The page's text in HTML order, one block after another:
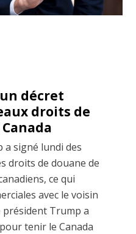
décret
droits de
a signé lundi des
droits de douane de
ce qui
avec le voisin
président Trump a
tenir le Canada